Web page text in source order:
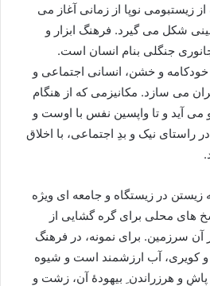
زیستبومی نوپا از زمانی آغاز می
شکل می گیرد. فرهنگ ابزار و
جنگلی بنام انسان است.
خودکامه و خشن، انسانی اجتماعی و
می سازد. مکانیزمی که از هنگام
آید و تا واپسین نفس با اوست و
راستای نیک و بدِ اجتماعی، با اخلاق
در زيستگاه و جامعه اى ويژه
هاى محلى براى گره گشايى از
سرزمين. براى نمونه، در فرهنگ
آب ارزشمند است و شيوه
و هرزراندن ِ بيهودۀ آن، زشت و